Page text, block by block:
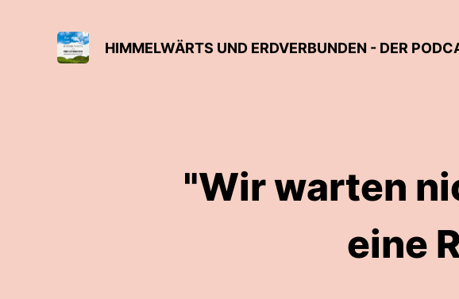
HIMMELWÄRTS UND ERDVERBUNDEN - DER
"Wir warten
eine